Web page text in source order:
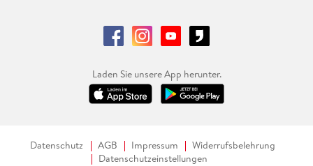
Laden Sie unsere App herunter.
Datenschutz AGB Impressum
Widerrufsbelehrung
Datenschutzeinstellungen